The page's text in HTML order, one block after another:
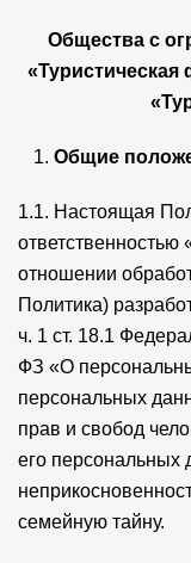
Общества с
Общие
1.1. Настоящая
отношении
Политика)
ч. 1 ст. 18.1
ФЗ «О
персональных
прав и свобод
его персональных
семейную тайну.